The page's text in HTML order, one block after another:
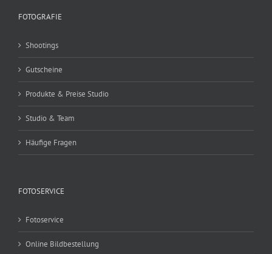
FOTOGRAFIE
Shootings
Gutscheine
Produkte & Preise Studio
Studio & Team
Häufige Fragen
FOTOSERVICE
Fotoservice
Online Bildbestellung